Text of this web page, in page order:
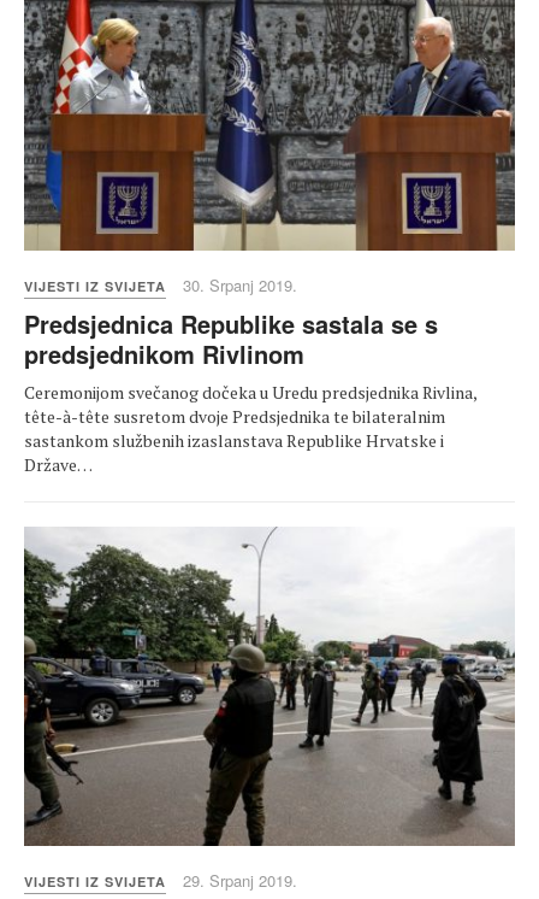
VIJESTI IZ SVIJETA 30. Srpanj 2019.
Predsjednica Republike sastala se s
predsjednikom Rivlinom
Ceremonijom svečanog dočeka u Uredu predsjednika Rivlina,
tête-à-tête susretom dvoje Predsjednika te bilateralnim
sastankom službenih izaslanstava Republike Hrvatske i
Države…
VIJESTI IZ SVIJETA 29. Srpanj 2019.